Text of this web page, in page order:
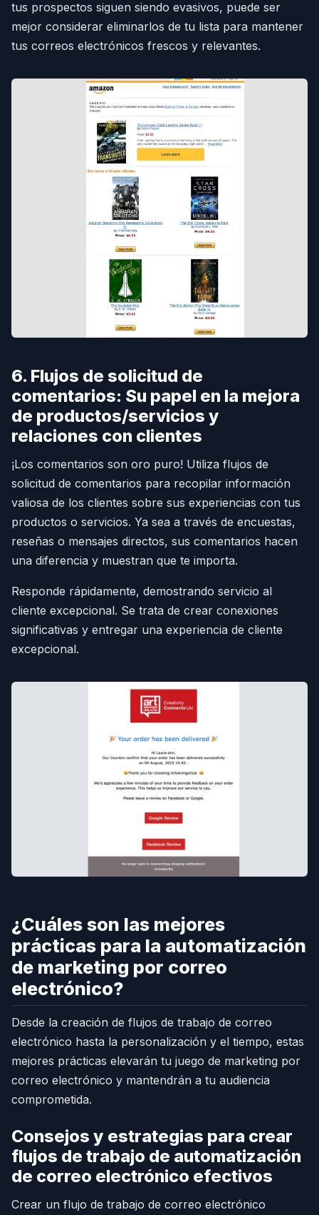
tus prospectos siguen siendo evasivos, puede ser
mejor considerar eliminarlos de tu lista para mantener
tus correos electrónicos frescos y relevantes.
6. Flujos de solicitud de
comentarios: Su papel en la mejora
de productos/servicios y
relaciones con clientes
¡Los comentarios son oro puro! Utiliza flujos de
solicitud de comentarios para recopilar información
valiosa de los clientes sobre sus experiencias con tus
productos o servicios. Ya sea a través de encuestas,
reseñas o mensajes directos, sus comentarios hacen
una diferencia y muestran que te importa.
Responde rápidamente, demostrando servicio al
cliente excepcional. Se trata de crear conexiones
significativas y entregar una experiencia de cliente
excepcional.
¿Cuáles son las mejores
prácticas para la automatización
de marketing por correo
electrónico?
Desde la creación de flujos de trabajo de correo
electrónico hasta la personalización y el tiempo, estas
mejores prácticas elevarán tu juego de marketing por
correo electrónico y mantendrán a tu audiencia
comprometida.
Consejos y estrategias para crear
flujos de trabajo de automatización
de correo electrónico efectivos
Crear un flujo de trabajo de correo electrónico